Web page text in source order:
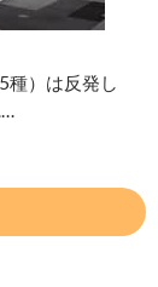
種）は反発し